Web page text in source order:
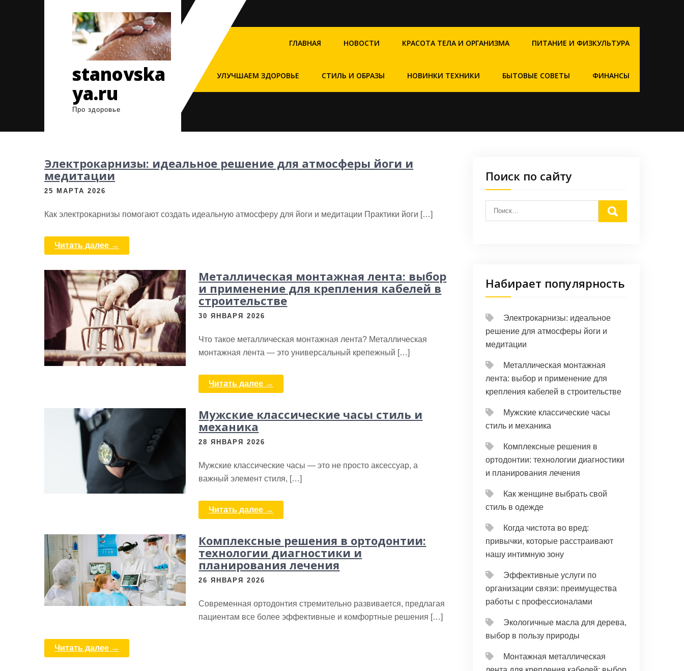
stanovska
ya.ru
Про здоровье
ГЛАВНАЯ НОВОСТИ КРАСОТА ТЕЛА И ОРГАНИЗМА ПИТАНИЕ И ФИЗКУЛЬТУРА
УЛУЧШАЕМ ЗДОРОВЬЕ СТИЛЬ И ОБРАЗЫ НОВИНКИ ТЕХНИКИ БЫТОВЫЕ СОВЕТЫ ФИНАНСЫ
Электрокарнизы: идеальное решение для атмосферы йоги и
медитации
25 МАРТА 2026
Как электрокарнизы помогают создать идеальную атмосферу для йоги и медитации Практики йоги […]
Читать далее →
Металлическая монтажная лента: выбор
и применение для крепления кабелей в
строительстве
30 ЯНВАРЯ 2026
Что такое металлическая монтажная лента? Металлическая
монтажная лента — это универсальный крепежный […]
Читать далее →
Мужские классические часы стиль и
механика
28 ЯНВАРЯ 2026
Мужские классические часы — это не просто аксессуар, а
важный элемент стиля, […]
Читать далее →
Комплексные решения в ортодонтии:
технологии диагностики и
планирования лечения
26 ЯНВАРЯ 2026
Современная ортодонтия стремительно развивается, предлагая
пациентам все более эффективные и комфортные решения […]
Читать далее →
Поиск по сайту
Набирает популярность
Электрокарнизы: идеальное
решение для атмосферы йоги и
медитации
Металлическая монтажная
лента: выбор и применение для
крепления кабелей в строительстве
Мужские классические часы
стиль и механика
Комплексные решения в
ортодонтии: технологии диагностики
и планирования лечения
Как женщине выбрать свой
стиль в одежде
Когда чистота во вред:
привычки, которые расстраивают
нашу интимную зону
Эффективные услуги по
организации связи: преимущества
работы с профессионалами
Экологичные масла для дерева,
выбор в пользу природы
Монтажная металлическая